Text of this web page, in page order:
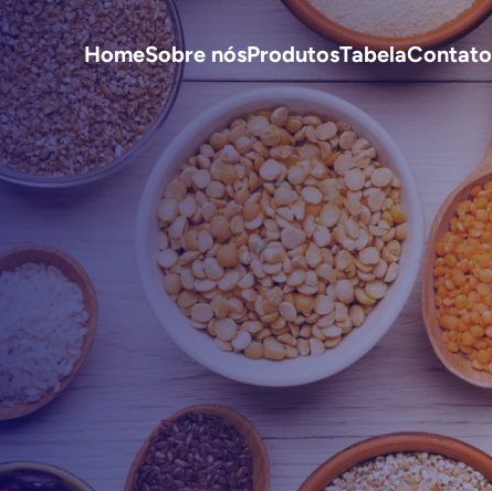
HomeSobre nósProdutosTabelaContato